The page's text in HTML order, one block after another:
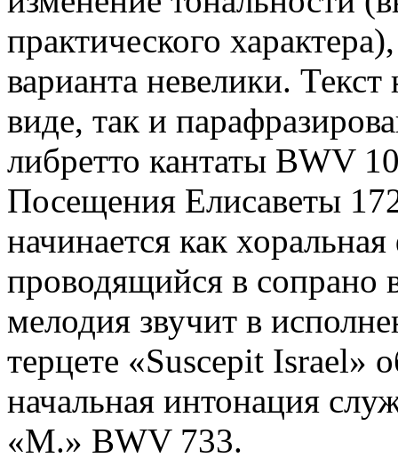
практического
варианта невелики.
виде, так и
либретто кантаты BWV
Посещения Елисаветы
начинается как
проводящийся в сопрано
мелодия звучит в
терцете «Suscepit Israel»
начальная интонация
«М.» BWV 733.